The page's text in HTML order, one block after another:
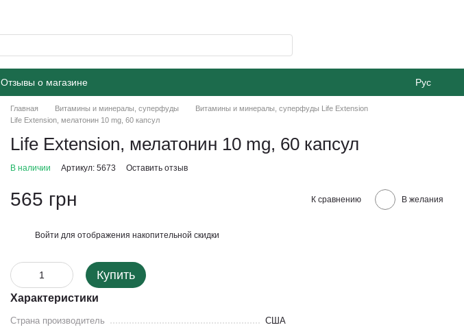
Отзывы о магазине Рус
Главная Витамины и минералы, суперфуды
Витамины и минералы, суперфуды Life Extension
Life Extension, мелатонин 10 mg, 60 капсул
Life Extension, мелатонин 10 mg, 60 капсул
В наличии Артикул: 5673 Оставить отзыв
565 грн К сравнению В желания
Войти для отображения накопительной скидки
Купить
Характеристики
Страна производитель США